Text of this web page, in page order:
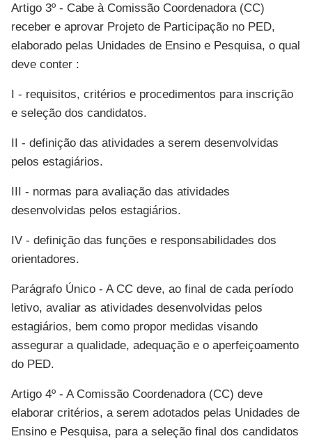
Artigo 3º - Cabe à Comissão Coordenadora (CC)
receber e aprovar Projeto de Participação no PED,
elaborado pelas Unidades de Ensino e Pesquisa, o qual
deve conter :
I - requisitos, critérios e procedimentos para inscrição
e seleção dos candidatos.
II - definição das atividades a serem desenvolvidas
pelos estagiários.
III - normas para avaliação das atividades
desenvolvidas pelos estagiários.
IV - definição das funções e responsabilidades dos
orientadores.
Parágrafo Único - A CC deve, ao final de cada período
letivo, avaliar as atividades desenvolvidas pelos
estagiários, bem como propor medidas visando
assegurar a qualidade, adequação e o aperfeiçoamento
do PED.
Artigo 4º - A Comissão Coordenadora (CC) deve
elaborar critérios, a serem adotados pelas Unidades de
Ensino e Pesquisa, para a seleção final dos candidatos